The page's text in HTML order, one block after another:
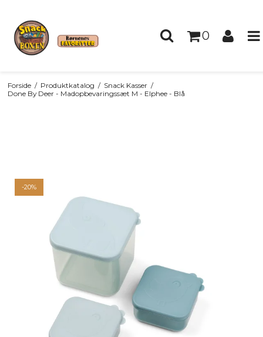
0
Forside / Produktkatalog / Snack Kasser /
Done By Deer - Madopbevaringssæt M - Elphee - Blå
-20%